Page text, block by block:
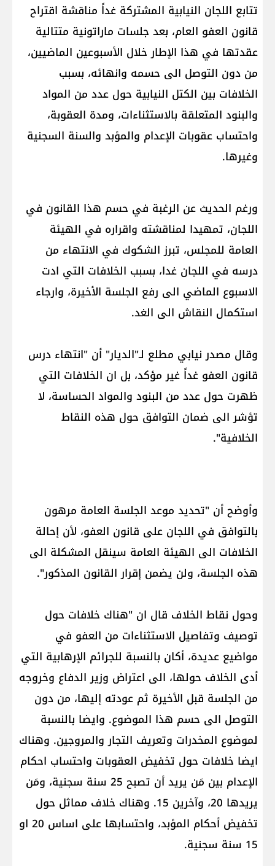
تتابع اللجان النيابية المشتركة غداً مناقشة اقتراح
قانون العفو العام، بعد جلسات ماراتونية متتالية
عقدتها في هذا الإطار خلال الأسبوعين الماضيين،
من دون التوصل الى حسمه وانهائه، بسبب
الخلافات بين الكتل النيابية حول عدد من المواد
والبنود المتعلقة بالاستثناءات، ومدة العقوبة،
واحتساب عقوبات الإعدام والمؤبد والسنة السجنية
وغيرها.
ورغم الحديث عن الرغبة في حسم هذا القانون في
اللجان، تمهيدا لمناقشته واقراره في الهيئة
العامة للمجلس، تبرز الشكوك في الانتهاء من
درسه في اللجان غدا، بسبب الخلافات التي ادت
الاسبوع الماضي الى رفع الجلسة الأخيرة، وارجاء
استكمال النقاش الى الغد.
وقال مصدر نيابي مطلع لـ"الديار" أن "انتهاء درس
قانون العفو غداً غير مؤكد، بل ان الخلافات التي
ظهرت حول عدد من البنود والمواد الحساسة، لا
تؤشر الى ضمان التوافق حول هذه النقاط
الخلافية".
وأوضح أن "تحديد موعد الجلسة العامة مرهون
بالتوافق في اللجان على قانون العفو، لأن إحالة
الخلافات الى الهيئة العامة سينقل المشكلة الى
هذه الجلسة، ولن يضمن إقرار القانون المذكور".
وحول نقاط الخلاف قال ان "هناك خلافات حول
توصيف وتفاصيل الاستثناءات من العفو في
مواضيع عديدة، أكان بالنسبة للجرائم الإرهابية التي
أدى الخلاف حولها، الى اعتراض وزير الدفاع وخروجه
من الجلسة قبل الأخيرة ثم عودته إليها، من دون
التوصل الى حسم هذا الموضوع. وايضا بالنسبة
لموضوع المخدرات وتعريف التجار والمروجين. وهناك
ايضا خلافات حول تخفيض العقوبات واحتساب احكام
الإعدام بين مَن يريد أن تصبح 25 سنة سجنية، ومَن
يريدها 20، وآخرين 15. وهناك خلاف مماثل حول
تخفيض أحكام المؤبد، واحتسابها على اساس 20 او
15 سنة سجنية.